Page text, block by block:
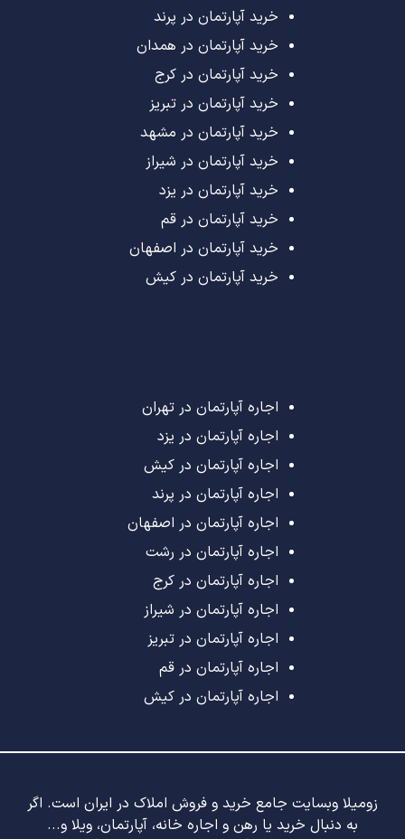
خرید آپارتمان در پرند
خرید آپارتمان در همدان
خرید آپارتمان در کرج
خرید آپارتمان در تبریز
خرید آپارتمان در مشهد
خرید آپارتمان در شیراز
خرید آپارتمان در یزد
خرید آپارتمان در قم
خرید آپارتمان در اصفهان
خرید آپارتمان در کیش
اجاره آپارتمان در تهران
اجاره آپارتمان در یزد
اجاره آپارتمان در کیش
اجاره آپارتمان در پرند
اجاره آپارتمان در اصفهان
اجاره آپارتمان در رشت
اجاره آپارتمان در کرج
اجاره آپارتمان در شیراز
اجاره آپارتمان در تبریز
اجاره آپارتمان در قم
اجاره آپارتمان در کیش
زومیلا وبسایت جامع خرید و فروش املاک در ایران است. اگر
به دنبال خرید یا رهن و اجاره خانه، آپارتمان، ویلا و...